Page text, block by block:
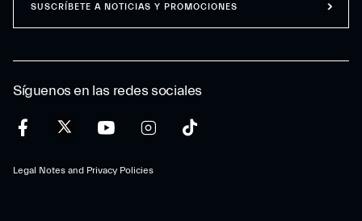
Síguenos en las redes sociales
Legal Notes and Privacy Policies
SUSCRÍBETE A NOTICIAS Y PROMOCIONES